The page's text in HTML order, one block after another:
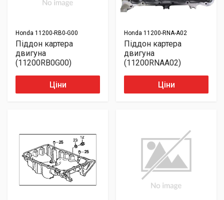
Honda 11200-RB0-G00
Піддон картера
двигуна
(11200RB0G00)
Ціни
Honda 11200-RNA-A02
Піддон картера
двигуна
(11200RNAA02)
Ціни